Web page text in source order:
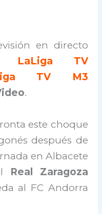
en directo
LaLiga TV
TV M3
.
este choque
después de
en Albacete
Real Zaragoza
al FC Andorra